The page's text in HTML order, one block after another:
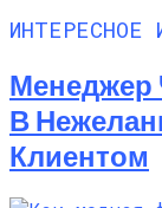
ИНТЕРЕСНОЕ
В
Клиентом